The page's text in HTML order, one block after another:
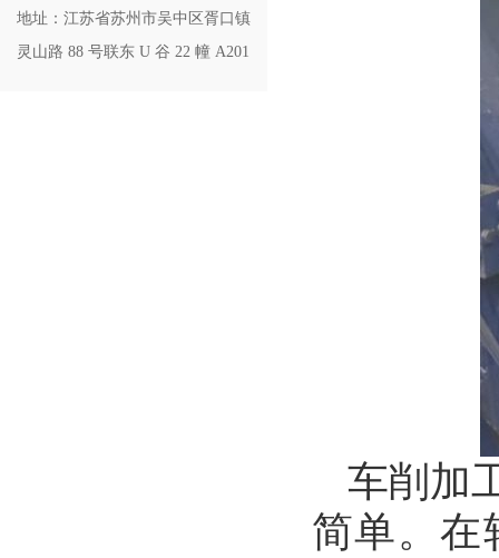
地址：江苏省苏州市吴中区胥口镇
灵山路 88 号联东 U 谷 22 幢 A201
车削加
简单。在